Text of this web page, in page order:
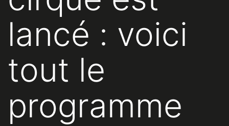
lancé : voici
tout le
programme